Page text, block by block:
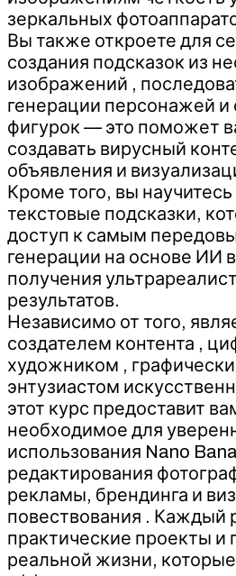
зеркальных
Вы также откроете для
создания подсказок из
изображений ,
генерации персонажей и
фигурок — это поможет
создавать вирусный
объявления и
Кроме того, вы научитесь
текстовые подсказки,
доступ к самым
генерации на основе ИИ
получения
результатов.
Независимо от того,
создателем контента ,
художником ,
энтузиастом
этот курс предоставит
необходимое для
использования Nano
редактирования
рекламы, брендинга и
повествования . Каждый
практические проекты и
реальной жизни,